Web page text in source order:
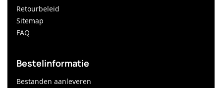
Retourbeleid
Sitemap
FAQ
Bestelinformatie
Bestanden aanleveren